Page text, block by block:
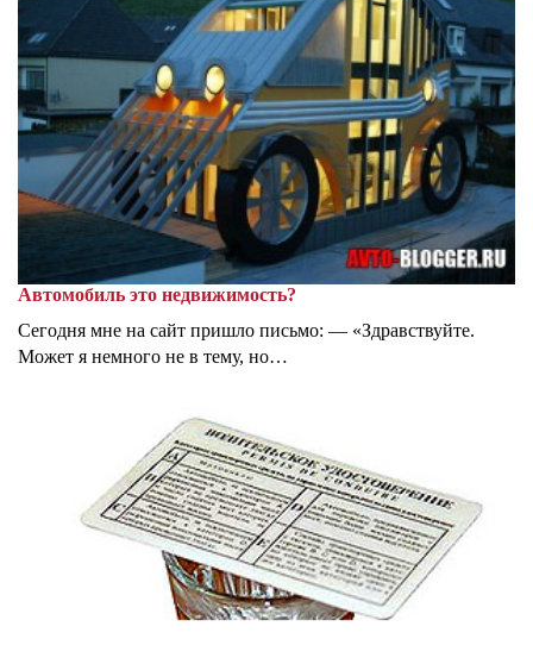
Автомобиль это недвижимость?
Сегодня мне на сайт пришло письмо: — «Здравствуйте.
Может я немного не в тему, но…